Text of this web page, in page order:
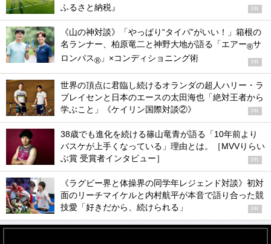
ふるさと納税』
PR
《山の神対談》「やっぱり“タイパ”がいい！」箱根の
名ランナー、柏原竜二と神野大地が語る「エアー®サ
ロンパス® 」×コンディショニング術 PR
世界の頂点に君臨し続けるオランダの超人ハリー・ラ
ブレイセンと日本のエースの太田海也「絶対王者から
学ぶこと」《ケイリン国際対談②》
PR
38歳でも進化を続ける篠山竜青が語る「10年前より
バスケが上手くなっている」理由とは。［MVVりらい
ぶ賞 受賞者インタビュー］
PR
《ラグビー界と体操界の同学年レジェンド対談》初対
面のリーチマイケルと内村航平が本音で語り合った競
技愛「好きだから、続けられる」
PR